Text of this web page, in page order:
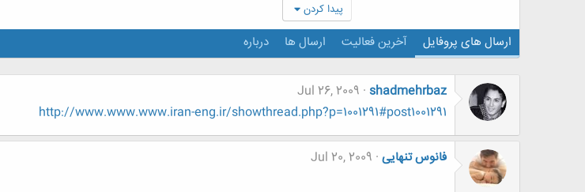
پیدا کردن
ارسال های پروفایل آخرین فعالیت ارسال ها درباره
shadmehrbaz
Jul 26, 2009
http://www.www.www.iran-eng.ir/showthread.php?p=1001291#post1001291
فانوس تنهایی Jul 20, 2009